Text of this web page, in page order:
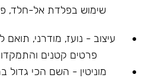
שימוש בפלדת אל-חלד,
עיצוב - נועז, מודרני,
פרטים קטנים
מוניטין - השם הכי גדול